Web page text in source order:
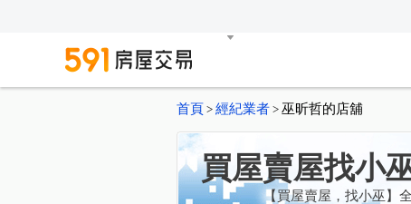
首頁 > 經紀業者 > 巫昕哲的店舖
買屋賣屋找小
【買屋賣屋，找小巫】